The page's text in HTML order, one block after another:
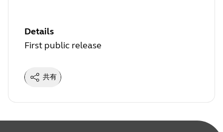
Details
First public release
共有